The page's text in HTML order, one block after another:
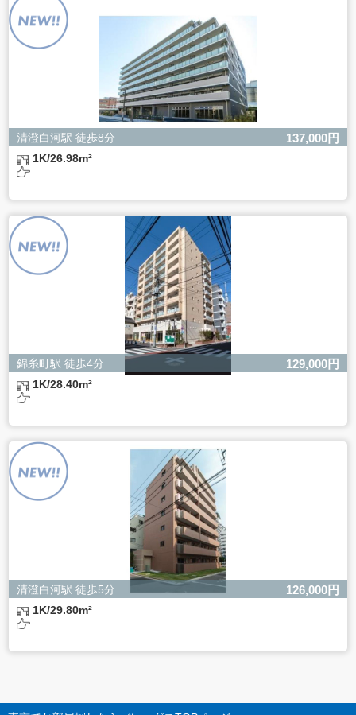
ただし、必要な項目をいただけない場合、適切な対応がで
きない場合があります。
清澄白河駅 徒歩8分 137,000円
1K/26.98m²
錦糸町駅 徒歩4分 129,000円
1K/28.40m²
清澄白河駅 徒歩5分 126,000円
1K/29.80m²